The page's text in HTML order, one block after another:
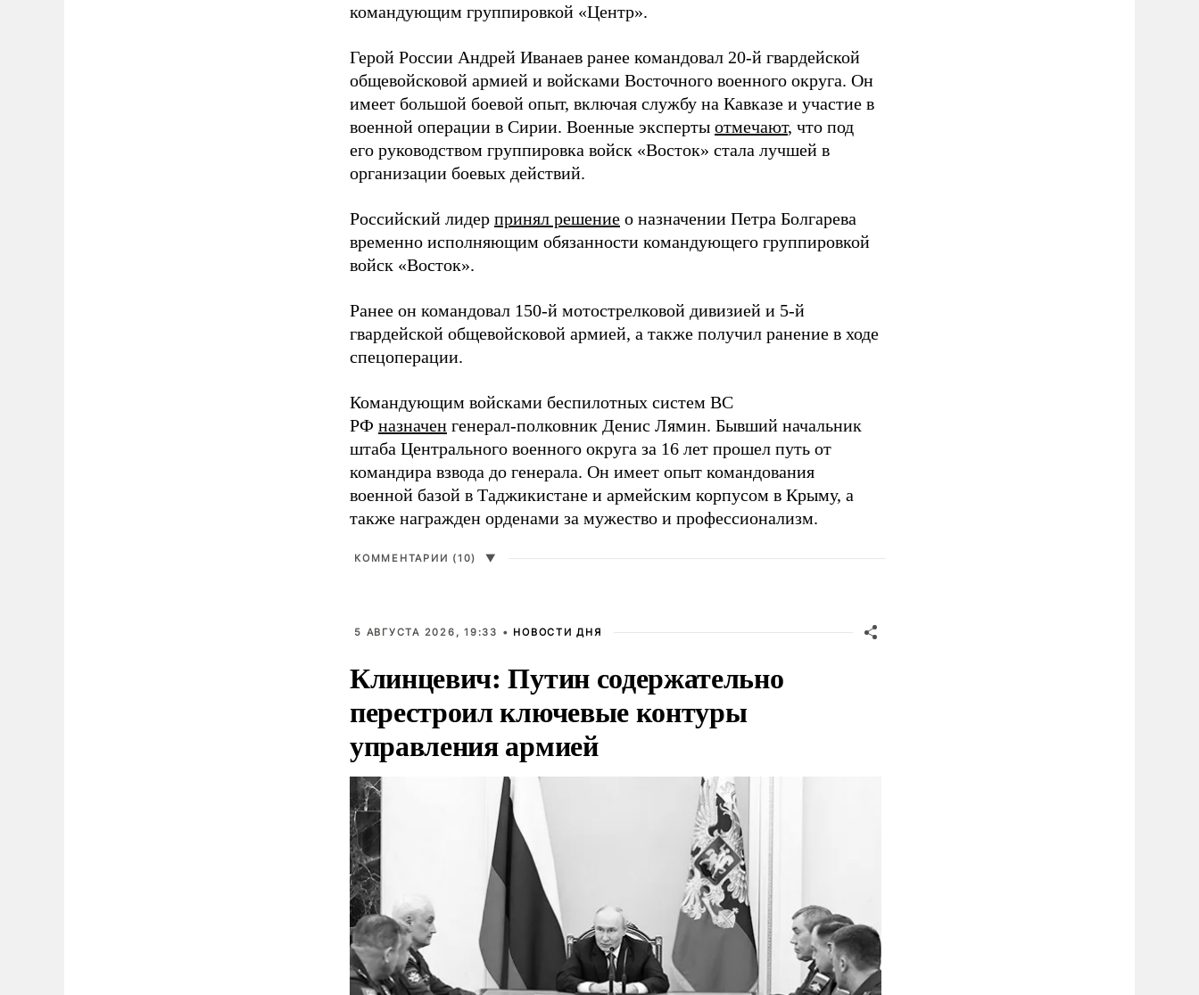
командующим группировкой «Центр».
Герой России Андрей Иванаев ранее командовал 20-й гвардейской
общевойсковой армией и войсками Восточного военного округа. Он
имеет большой боевой опыт, включая службу на Кавказе и участие в
военной операции в Сирии. Военные эксперты отмечают, что под
его руководством группировка войск «Восток» стала лучшей в
организации боевых действий.
Российский лидер принял решение о назначении Петра Болгарева
временно исполняющим обязанности командующего группировкой
войск «Восток».
Ранее он командовал 150-й мотострелковой дивизией и 5-й
гвардейской общевойсковой армией, а также получил ранение в ходе
спецоперации.
Командующим войсками беспилотных систем ВС
РФ назначен генерал-полковник Денис Лямин. Бывший начальник
штаба Центрального военного округа за 16 лет прошел путь от
командира взвода до генерала. Он имеет опыт командования
военной базой в Таджикистане и армейским корпусом в Крыму, а
также награжден орденами за мужество и профессионализм.
КОММЕНТАРИИ (10) ▼
5 АВГУСТА 2026, 19:33 • НОВОСТИ ДНЯ
Клинцевич: Путин содержательно
перестроил ключевые контуры
управления армией